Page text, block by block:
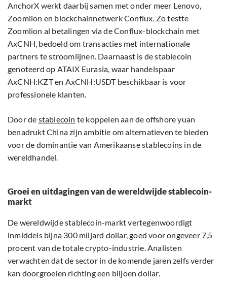
AnchorX werkt daarbij samen met onder meer Lenovo,
Zoomlion en blockchainnetwerk Conflux. Zo testte
Zoomlion al betalingen via de Conflux-blockchain met
AxCNH, bedoeld om transacties met internationale
partners te stroomlijnen. Daarnaast is de stablecoin
genoteerd op ATAIX Eurasia, waar handelspaar
AxCNH:KZT en AxCNH:USDT beschikbaar is voor
professionele klanten.
Door de stablecoin te koppelen aan de offshore yuan
benadrukt China zijn ambitie om alternatieven te bieden
voor de dominantie van Amerikaanse stablecoins in de
wereldhandel.
Groei en uitdagingen van de wereldwijde stablecoin-
markt
De wereldwijde stablecoin-markt vertegenwoordigt
inmiddels bijna 300 miljard dollar, goed voor ongeveer 7,5
procent van de totale crypto-industrie. Analisten
verwachten dat de sector in de komende jaren zelfs verder
kan doorgroeien richting een biljoen dollar.